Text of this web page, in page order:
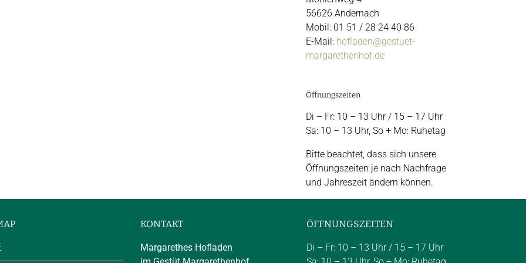
56626 Andernach
Mobil: 01 51 / 28 24 40 86
E-Mail: hofladen@gestuet-
margarethenhof.de
Öffnungszeiten
Di – Fr: 10 – 13 Uhr / 15 – 17 Uhr
Sa: 10 – 13 Uhr, So + Mo: Ruhetag
Bitte beachtet, dass sich unsere
Öffnungszeiten je nach Nachfrage
und Jahreszeit ändern können.
KONTAKT
Margarethes Hofladen
ÖFFNUNGSZEITEN
Di – Fr: 10 – 13 Uhr / 15 – 17 Uhr